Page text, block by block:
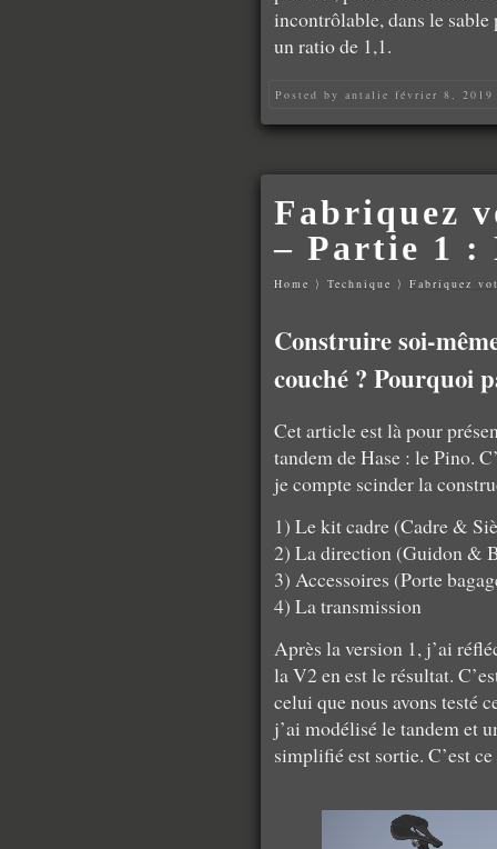
incontrôlable, dans le sable
un ratio de 1,1.
Posted by antalie février 8, 2019
Fabriquez
– Partie 1 :
Home ⟩Technique ⟩Fabriquez
Construire soi-
couché ? Pourquoi
Cet article est là pour
tandem de Hase : le Pino.
je compte scinder la
1) Le kit cadre (Cadre &
2) La direction (Guidon &
3) Accessoires (Porte
4) La transmission
Après la version 1, j’ai
la V2 en est le résultat.
celui que nous avons testé
j’ai modélisé le tandem et
simplifié est sortie. C’est